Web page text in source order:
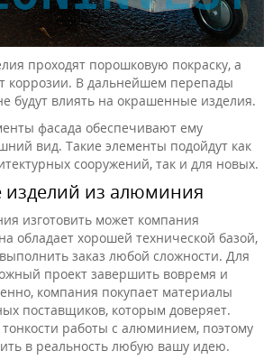
проходят порошковую покраску, а
коррозии. В дальнейшем перепады
будут влиять на окрашенные изделия.
фасада обеспечивают ему
вид. Такие элементы подойдут как
сооружений, так и для новых.
изделий из алюминия
изготовить может компания
обладает хорошей технической базой,
заказ любой сложности. Для
проект завершить вовремя и
компания покупает материалы
поставщиков, которым доверяет.
работы с алюминием, поэтому
в реальность любую вашу идею.